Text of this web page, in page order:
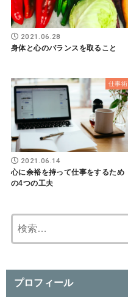
2021.06.28
身体と心のバランスを取ること
仕事術
2021.06.14
心に余裕を持って仕事をするため
の4つの工夫
プロフィール